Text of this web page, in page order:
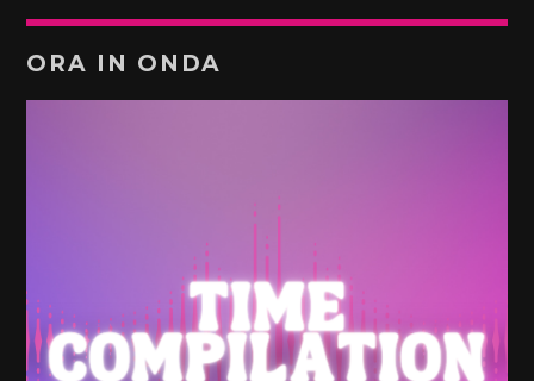
ORA IN ONDA